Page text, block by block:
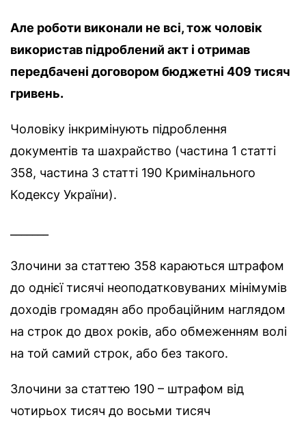
Але роботи виконали не всі, тож чоловік
використав підроблений акт і отримав
передбачені договором бюджетні 409 тисяч
гривень.
Чоловіку інкримінують підроблення
документів та шахрайство (частина 1 статті
358, частина 3 статті 190 Кримінального
Кодексу України).
Злочини за статтею 358 караються штрафом
до однієї тисячі неоподатковуваних мінімумів
доходів громадян або пробаційним наглядом
на строк до двох років, або обмеженням волі
на той самий строк, або без такого.
Злочини за статтею 190 – штрафом від
чотирьох тисяч до восьми тисяч